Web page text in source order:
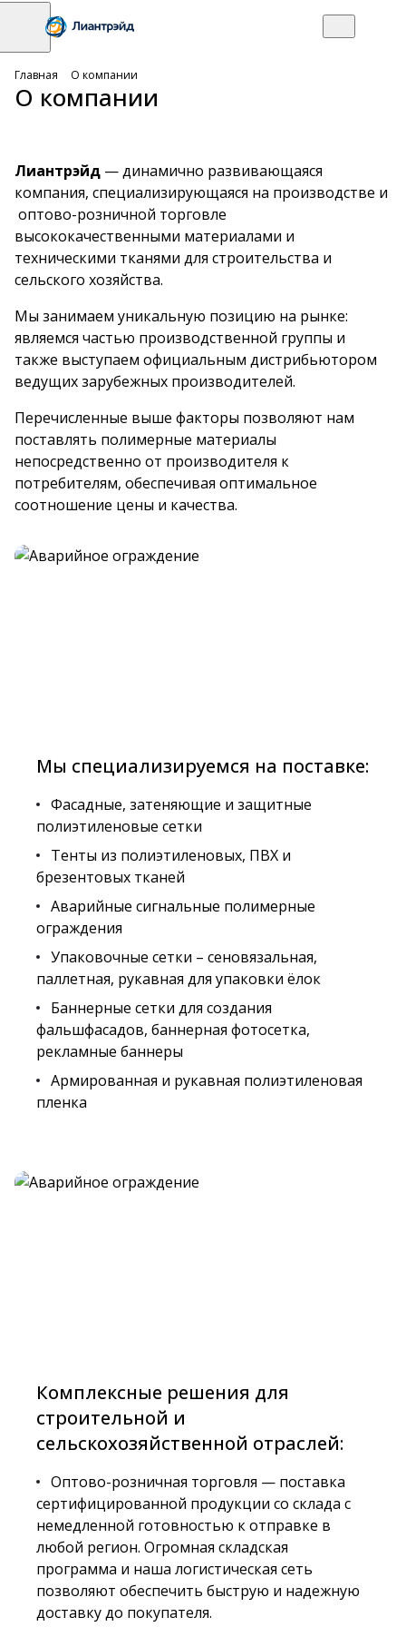
Главная О компании
О компании
Лиантрэйд — динамично развивающаяся
компания, специализирующаяся на производстве и
оптово-розничной торговле
высококачественными материалами и
техническими тканями для строительства и
сельского хозяйства.
Мы занимаем уникальную позицию на рынке:
являемся частью производственной группы и
также выступаем официальным дистрибьютором
ведущих зарубежных производителей.
Перечисленные выше факторы позволяют нам
поставлять полимерные материалы
непосредственно от производителя к
потребителям, обеспечивая оптимальное
соотношение цены и качества.
Мы специализируемся на поставке:
Фасадные, затеняющие и защитные
полиэтиленовые сетки
Тенты из полиэтиленовых, ПВХ и
брезентовых тканей
Аварийные сигнальные полимерные
ограждения
Упаковочные сетки – сеновязальная,
паллетная, рукавная для упаковки ёлок
Баннерные сетки для создания
фальшфасадов, баннерная фотосетка,
рекламные баннеры
Армированная и рукавная полиэтиленовая
пленка
Комплексные решения для
строительной и
сельскохозяйственной отраслей:
Оптово-розничная торговля — поставка
сертифицированной продукции со склада с
немедленной готовностью к отправке в
любой регион. Огромная складская
программа и наша логистическая сеть
позволяют обеспечить быструю и надежную
доставку до покупателя.